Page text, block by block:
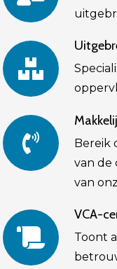
Bereik
van de
van
VCA-
Toont